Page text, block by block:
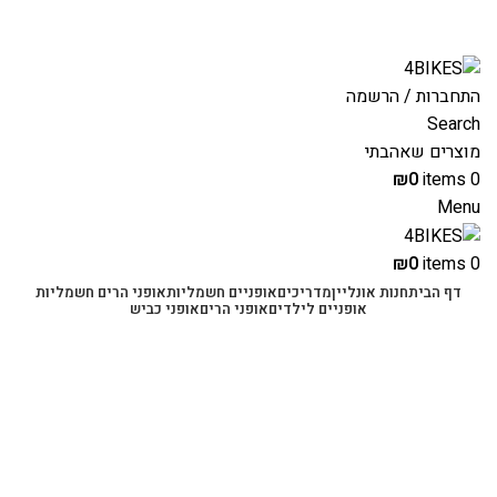
התחברות / הרשמה
Search
מוצרים שאהבתי
0
items
₪0
Menu
0
items
₪0
דף הביתחנות אונלייןמדריכיםאופניים חשמליותאופני הרים חשמליות
אופניים לילדיםאופני הריםאופני כביש